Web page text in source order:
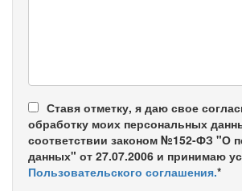
Ставя отметку, я даю свое
обработку моих персональных
соответствии законом №152-ФЗ "О
данных" от 27.07.2006 и принимаю
Пользовательского соглашения.*